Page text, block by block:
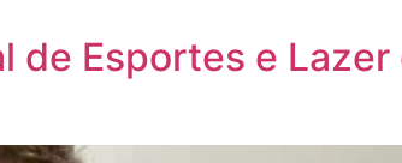
de Esportes e